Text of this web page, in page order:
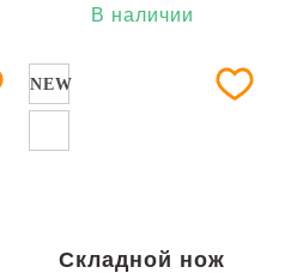
В наличии
NEW
Складной нож